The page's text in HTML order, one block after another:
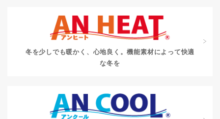
冬を少しでも暖かく、心地良く。機能素材によって快適
な冬を